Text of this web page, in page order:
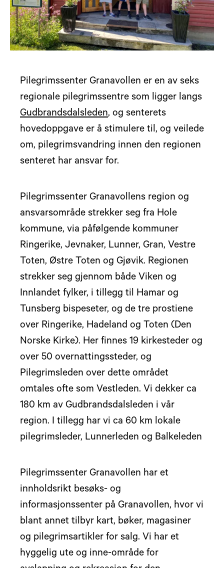
Pilegrimssenter Granavollen er en av seks
regionale pilegrimssentre som ligger langs
Gudbrandsdalsleden, og senterets
hovedoppgave er å stimulere til, og veilede
om, pilegrimsvandring innen den regionen
senteret har ansvar for.
Pilegrimssenter Granavollens region og
ansvarsområde strekker seg fra Hole
kommune, via påfølgende kommuner
Ringerike, Jevnaker, Lunner, Gran, Vestre
Toten, Østre Toten og Gjøvik. Regionen
strekker seg gjennom både Viken og
Innlandet fylker, i tillegg til Hamar og
Tunsberg bispeseter, og de tre prostiene
over Ringerike, Hadeland og Toten (Den
Norske Kirke). Her finnes 19 kirkesteder og
over 50 overnattingssteder, og
Pilegrimsleden over dette området
omtales ofte som Vestleden. Vi dekker ca
180 km av Gudbrandsdalsleden i vår
region. I tillegg har vi ca 60 km lokale
pilegrimsleder, Lunnerleden og Balkeleden
Pilegrimssenter Granavollen har et
innholdsrikt besøks- og
informasjonssenter på Granavollen, hvor vi
blant annet tilbyr kart, bøker, magasiner
og pilegrimsartikler for salg. Vi har et
hyggelig ute og inne-område for